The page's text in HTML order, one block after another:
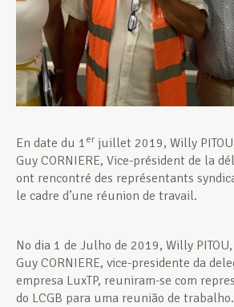
Devenir Membre
Actualités
En date du 1 er juillet 2019, Willy
Guy CORNIERE, Vice-président de la
ont rencontré des représentants
le cadre d’une réunion de travail.
No dia 1 de Julho de 2019, Willy
Guy CORNIERE, vice-presidente da
empresa LuxTP, reuniram-se com
do LCGB para uma reunião de